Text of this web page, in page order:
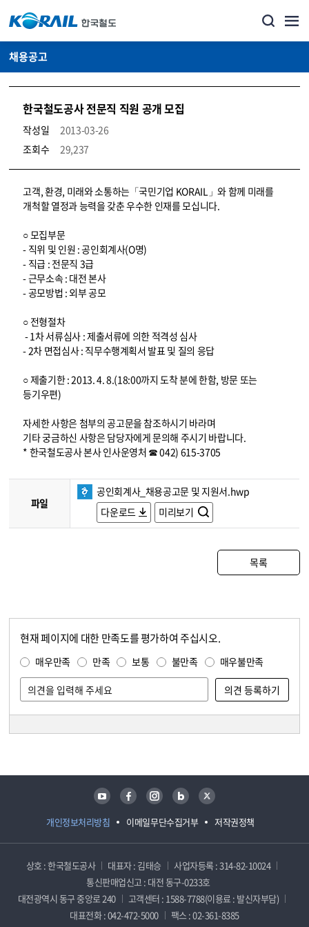
채용공고
한국철도공사 전문직 직원 공개 모집
작성일
2013-03-26
조회수
29,237
코레일소개_경영공시_채용공고 상세보기 – 내용, 파일, 담당자 연락처로 구성
고객, 환경, 미래와 소통하는「국민기업 KORAIL」와 함께 미래를
개척할 열정과 능력을 갖춘 우수한 인재를 모십니다.
○ 모집부문
- 직위 및 인원 : 공인회계사(O명)
- 직급 : 전문직 3급
- 근무소속 : 대전 본사
- 공모방법 : 외부 공모
○ 전형절차
- 1차 서류심사 : 제출서류에 의한 적격성 심사
- 2차 면접심사 : 직무수행계획서 발표 및 질의 응답
○ 제출기한 : 2013. 4. 8.(18:00까지 도착 분에 한함, 방문 또는
등기우편)
자세한 사항은 첨부의 공고문을 참조하시기 바라며
기타 궁금하신 사항은 담당자에게 문의해 주시기 바랍니다.
* 한국철도공사 본사 인사운영처 ☎ 042) 615-3705
파일
공인회계사_채용공고문 및 지원서.hwp
다운로드
미리보기
목록
현재 페이지에 대한 만족도를 평가하여 주십시오.
매우만족 만족 보통 불만족 매우불만족
개인정보처리방침 이메일무단수집거부 저작권정책
유튜브 페이스북 인스타그램 블로그 트위터
상호 : 한국철도공사 대표자 : 김태승
사업자등록 : 314-82-10024
통신판매업신고 : 대전 동구-0233호
대전광역시 동구 중앙로 240
고객센터 : 1588-7788(이용료 : 발신자부담)
대표전화 : 042-472-5000
팩스 : 02-361-8385